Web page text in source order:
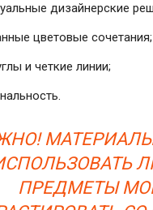
дизайнерские
цветовые сочетания;
и четкие линии;
ПРЕДМЕТЫ